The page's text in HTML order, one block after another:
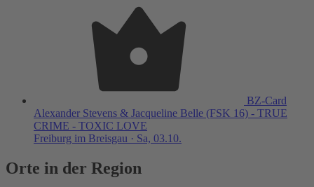
BZ-Card
Alexander Stevens & Jacqueline Belle (FSK 16) - TRUE
CRIME - TOXIC LOVE
Freiburg im Breisgau · Sa, 03.10.
Orte in der Region